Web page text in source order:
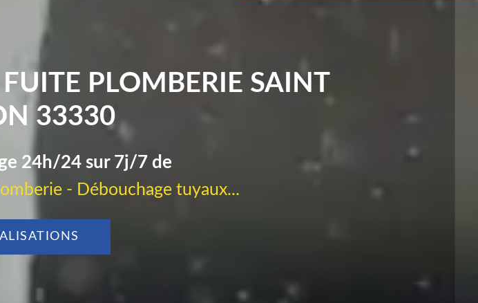
FUITE PLOMBERIE SAINT
33330
24h/24 sur 7j/7 de
- Débouchage tuyaux...